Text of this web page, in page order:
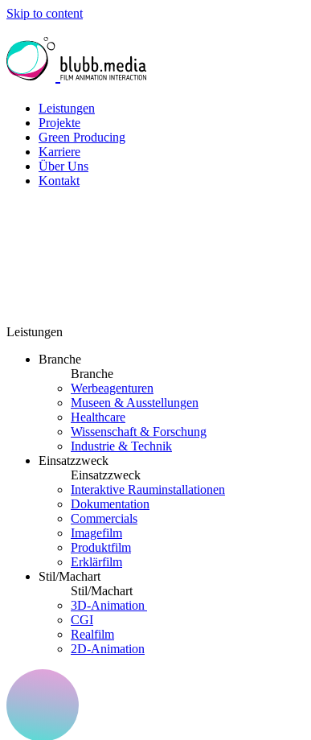
Skip to content
Leistungen
Projekte
Green Producing
Karriere
Über Uns
Kontakt
Leistungen
Branche
Branche
Werbeagenturen
Museen & Ausstellungen
Healthcare
Wissenschaft & Forschung
Industrie & Technik
Einsatzzweck
Einsatzzweck
Interaktive Rauminstallationen
Dokumentation
Commercials
Imagefilm
Produktfilm
Erklärfilm
Stil/Machart
Stil/Machart
3D-Animation
CGI
Realfilm
2D-Animation